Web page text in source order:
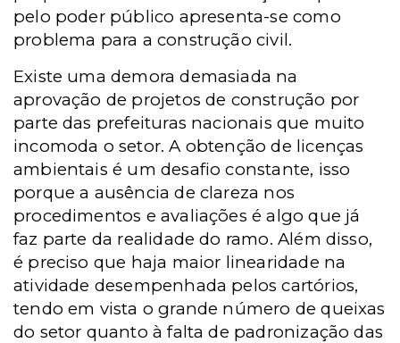
pelo poder público apresenta-se como
problema para a construção civil.
Existe uma demora demasiada na
aprovação de projetos de construção por
parte das prefeituras nacionais que muito
incomoda o setor. A obtenção de licenças
ambientais é um desafio constante, isso
porque a ausência de clareza nos
procedimentos e avaliações é algo que já
faz parte da realidade do ramo. Além disso,
é preciso que haja maior linearidade na
atividade desempenhada pelos cartórios,
tendo em vista o grande número de queixas
do setor quanto à falta de padronização das